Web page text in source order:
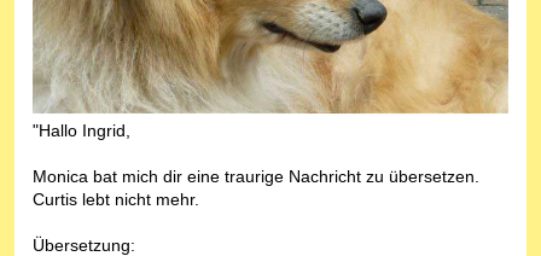
"Hallo Ingrid,
Monica bat mich dir eine traurige Nachricht zu übersetzen.
Curtis lebt nicht mehr.
Übersetzung: